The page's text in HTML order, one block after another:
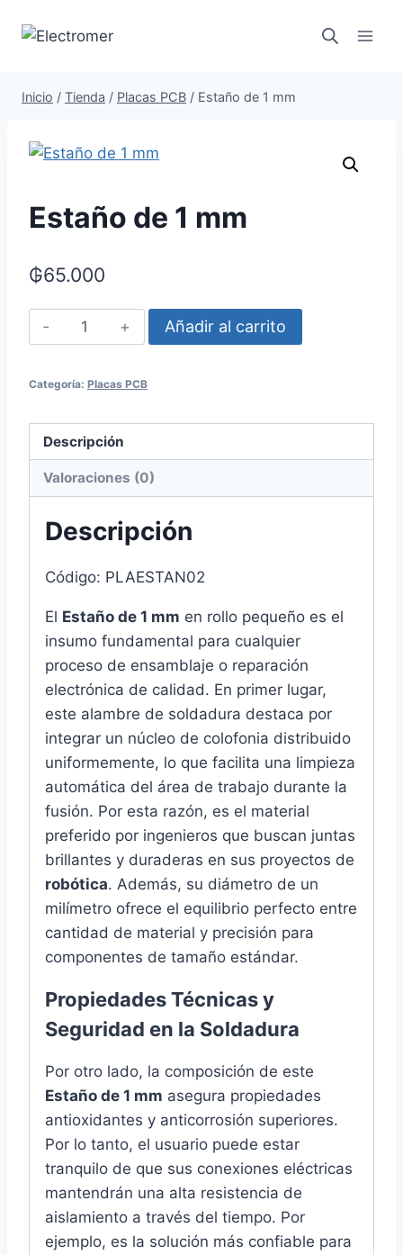
Inicio / Tienda / Placas PCB / Estaño de 1 mm
Estaño de 1 mm
₲65.000
Estaño
de
mm
Añadir al carrito
Categoría: Placas PCB
Descripción
Valoraciones (0)
Descripción
Código: PLAESTAN02
El Estaño de 1 mm en rollo pequeño es el
insumo fundamental para cualquier
proceso de ensamblaje o reparación
electrónica de calidad. En primer lugar,
este alambre de soldadura destaca por
integrar un núcleo de colofonia distribuido
uniformemente, lo que facilita una limpieza
automática del área de trabajo durante la
fusión. Por esta razón, es el material
preferido por ingenieros que buscan juntas
brillantes y duraderas en sus proyectos de
robótica. Además, su diámetro de un
milímetro ofrece el equilibrio perfecto entre
cantidad de material y precisión para
componentes de tamaño estándar.
Propiedades Técnicas y
Seguridad en la Soldadura
Por otro lado, la composición de este
Estaño de 1 mm asegura propiedades
antioxidantes y anticorrosión superiores.
Por lo tanto, el usuario puede estar
tranquilo de que sus conexiones eléctricas
mantendrán una alta resistencia de
aislamiento a través del tiempo. Por
ejemplo, es la solución más confiable para